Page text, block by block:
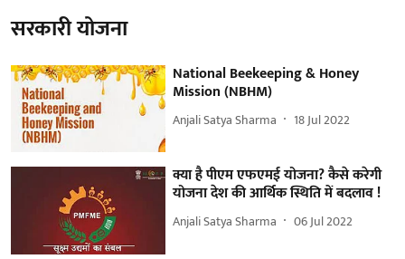
सरकारी योजना
National Beekeeping & Honey
Mission (NBHM)
Anjali Satya Sharma 18 Jul 2022
क्या है पीएम एफएमई योजना? कैसे करेगी
योजना देश की आर्थिक स्थिति में बदलाव !
Anjali Satya Sharma 06 Jul 2022